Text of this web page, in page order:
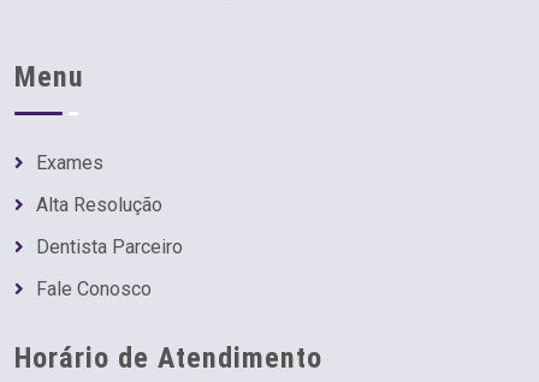
Menu
Exames
Alta Resolução
Dentista Parceiro
Fale Conosco
Horário de Atendimento